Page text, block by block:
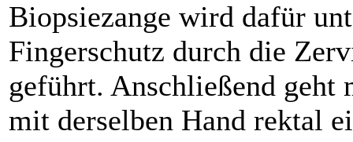
Biopsiezange wird dafür
Fingerschutz durch die
geführt. Anschließend geht
mit derselben Hand rektal